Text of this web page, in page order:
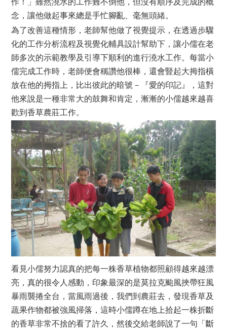
念，讓他做起事來總是手忙腳亂、毫無頭緒。
為了改善這種情形，老師幫他做了視覺提示，在透過步驟
化的工作分析流程及視覺化輔具設計幫助下，讓小儒在老
師多次的示範教學及引導下順利的進行澆水工作。每當小
儒完成工作時，老師便會稱讚他很棒，還會豎起大拇指橫
放在他的拇指上，比出彼此的暗號－『愛的印記』，這對
他來說是一種非常大的鼓舞和肯定，漸漸的小儒越來越喜
歡到香草農莊工作。
看見小儒努力認真的把每一株香草植物都照顧得越來越漂
亮，真的很令人感動，印象最深的是莫拉克颱風挾帶狂風
暴雨襲捲全台，當風雨過後，我們到農莊去，發現香草及
蔬果作物都被強風掃落，這時小儒蹲在地上拾起一株折斷
的香草非常不捨的看了許久，然後交給老師說了一句「斷